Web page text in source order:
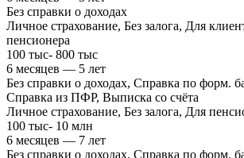
Без справки о доходах
Личное страхование, Без залога, Для
пенсионера
100 тыс- 800 тыс
6 месяцев — 5 лет
Без справки о доходах, Справка по форм.
Справка из ПФР, Выписка со счёта
Личное страхование, Без залога, Для
100 тыс- 10 млн
6 месяцев — 7 лет
Без справки о доходах, Справка по форм.